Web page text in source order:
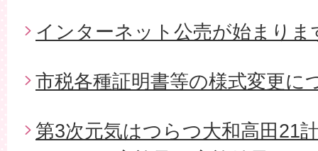
インターネット公売が始まりま
市税各種証明書等の様式変更に
第3次元気はつらつ大和高田21